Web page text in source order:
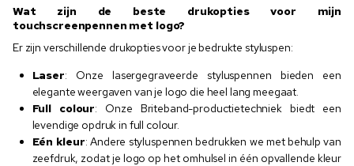
Wat zijn de beste drukopties voor mijn
touchscreenpennen met logo?
Er zijn verschillende drukopties voor je bedrukte styluspen:
Laser: Onze lasergegraveerde styluspennen bieden een
elegante weergaven van je logo die heel lang meegaat.
Full colour: Onze Briteband-productietechniek biedt een
levendige opdruk in full colour.
Eén kleur: Andere styluspennen bedrukken we met behulp van
zeefdruk, zodat je logo op het omhulsel in één opvallende kleur